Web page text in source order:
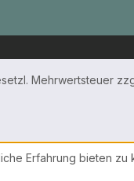
Mehrwertsteuer
Erfahrung bieten zu